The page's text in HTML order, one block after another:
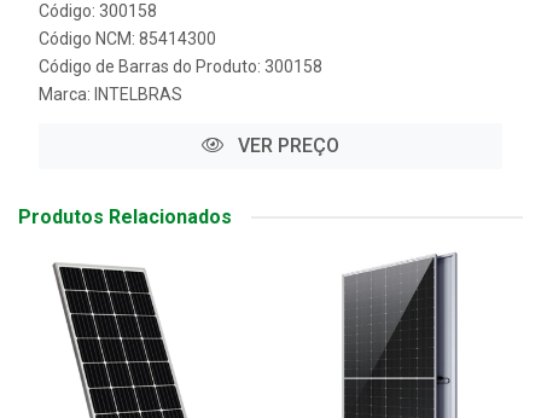
Código: 300158
Código NCM: 85414300
Código de Barras do Produto: 300158
Marca: INTELBRAS
VER PREÇO
Produtos Relacionados